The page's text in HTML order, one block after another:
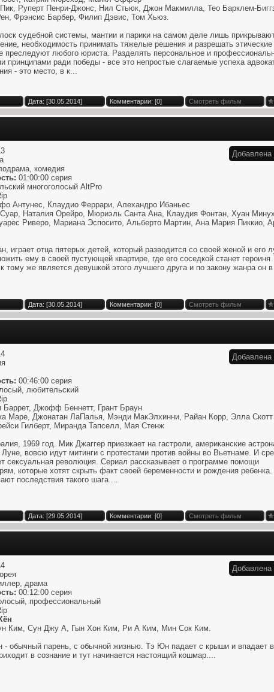
Руперт Пенри-Джонс, Нил Стьюк, Джон Макмилла, Тео Барклем-
Фрэнсис Барбер, Филип Дэвис, Том Хьюз.
судебной системы, мантии и парики на самом деле лишь
необходимость принимать тяжелые решения и разрешать этические
преследуют любого юриста. Разделять персональное и
принципами ради победы - все это непростые слагаемые успеха
- это место, в к...
Дата: [30.05.2014] Комментарии: [0] Смотреть фильм
Добавлена
комедия
01:00:00 серия
многоголосый AltPro
Антунес, Клаудио Феррари, Алехандро Ибаньес
Наталия Орейро, Мюриэль Санта Ана, Клаудия Фонтан, Хуан
Риверо, Мариана Эспосито, Альберто Мартин, Ана Мария Пиккио,
играет отца пятерых детей, который разводится со своей женой и его
ему в своей пустующей квартире, где его соседкой станет героиня
тому же является девушкой этого лучшего друга и по закону жанра он
Дата: [30.05.2014] Комментарии: [0] Смотреть фильм
Добавлена
00:46:00 серия
любительский
Баррет, Джофф Беннетт, Грант Браун
Маре, Джонатан ЛаПалья, Мэнди МакЭлхинни, Райан Корр, Элла
Гилберт, Миранда Тапселл, Мая Стенж
1969 год. Мик Джаггер приезжает на гастроли, американские
вовсю идут митинги с протестами против войны во Вьетнаме. И
сексуальная революция. Сериал рассказывает о программе помощи
которые хотят скрыть факт своей беременности и рождения
последствия такого шага....
Дата: [29.05.2014] Комментарии: [0] Смотреть фильм
Добавлена
драма
00:12:00 серия
профессиональный
Ким, Сун Джу А, Гын Хон Ким, Ри А Ким, Мин Сок Ким.
обычный парень, с обычной жизнью. Тэ Юн падает с крыши и впадает
в сознание и тут начинается настоящий кошмар....